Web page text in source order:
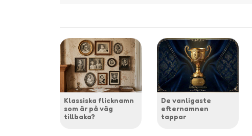
Klassiska flicknamn
som är på väg
tillbaka?
De vanligaste
efternamnen
tappar